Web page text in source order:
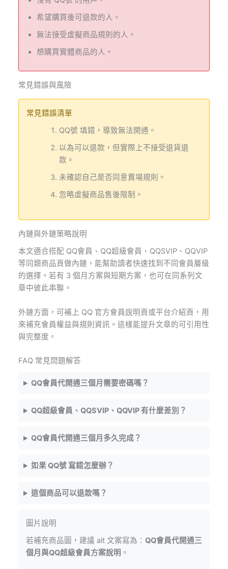
希望購買後可退款的人。
無法接受虛擬商品規則的人。
想購買實體商品的人。
常見錯誤與風險
常見錯誤清單
QQ號 填錯，導致無法開通。
以為可以退款，但實際上不接受退貨退
款。
未確認自己是否同意賣場規則。
忽略虛擬商品售後限制。
內鏈與外鏈策略說明
本文適合搭配 QQ會員、QQ超級會員、QQSVIP、QQVIP
等同類商品頁做內鏈，能幫助讀者快速找到不同會員層級
的選擇。若有 3 個月方案與短期方案，也可在同系列文
章中彼此串聯。
外鏈方面，可補上 QQ 官方會員說明頁或平台介紹頁，用
來補充會員權益與規則資訊。這樣能提升文章的可引用性
與完整度。
FAQ 常見問題解答
QQ會員代開通三個月需要密碼嗎？
QQ超級會員、QQSVIP、QQVIP 有什麼差別？
QQ會員代開通三個月多久完成？
如果 QQ號 寫錯怎麼辦？
這個商品可以退款嗎？
圖片說明
若補充商品圖，建議 alt 文案寫為： QQ會員代開通三
個月與QQ超級會員方案說明 。